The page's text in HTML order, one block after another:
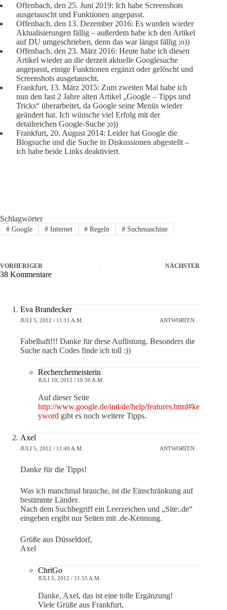
Offenbach, den 25. Juni 2019: Ich habe Screenshots
ausgetauscht und Funktionen angepasst.
Offenbach, den 13. Dezember 2016: Es wurden wieder
Aktualisierungen fällig – außerdem habe ich den Artikel
auf DU umgeschrieben, denn das war längst fällig ;o))
Offenbach, den 23. März 2016: Heute habe ich diesen
Artikel wieder an die derzeit aktuelle Googlesuche
angepasst, einige Funktionen ergänzt oder gelöscht und
Screenshots ausgetauscht.
Frankfurt, 13. März 2015: Zum zweiten Mal habe ich
nun den fast 2 Jahre alten Artikel „Google – Tipps und
Tricks“ überarbeitet, da Google seine Menüs wieder
geändert hat. Ich wünsche viel Erfolg mit der
detailreichen Google-Suche ;o))
Frankfurt, 20. August 2014: Leider hat Google die
Blogsuche und die Suche in Diskussionen abgestellt –
ich habe beide Links deaktiviert.
Schlagwörter
#Google #Internet # Regeln # Suchmaschine
VORHERIGER NÄCHSTER
38 Kommentare
Eva Brandecker
JULI 5, 2012 / 11:11 A.M. ANTWORTEN
Fabelhaft!!! Danke für diese Auflistung. Besonders die
Suche nach Codes finde ich toll :))
Recherchemeisterin
JULI 10, 2012 / 10:50 A.M.
Auf dieser Seite
http://www.google.de/intl/de/help/features.html#ke
yword gibt es noch weitere Tipps.
Axel
JULI 5, 2012 / 11:40 A.M. ANTWORTEN
Danke für die Tipps!
Was ich manchmal brauche, ist die Einschränkung auf
bestimmte Länder.
Nach dem Suchbegriff ein Leerzeichen und „Site:.de“
eingeben ergibt nur Seiten mit .de-Kennung.
Grüße aus Düsseldorf,
Axel
ChriGo
JULI 5, 2012 / 11:55 A.M.
Danke, Axel, das ist eine tolle Ergänzung!
Viele Grüße aus Frankfurt,